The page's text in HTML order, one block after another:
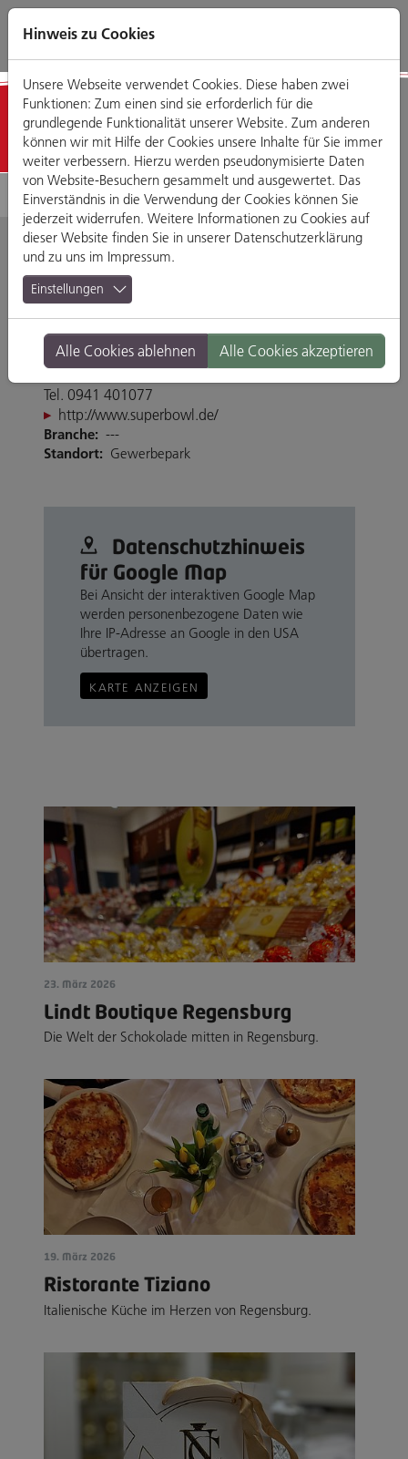
Direkt
zum
Zum
Hauptmenü
Zum
Footermenü
Zur
Website-
Detailansicht
Super Bowl
Regensburg
Im Gewerbepark D 44, 93059 Regensburg
Tel. 0941 401077
http://www.superbowl.de/
Branche: ---
Standort: Gewerbepark
Datenschutz­hinweis
für Google Map
Bei Ansicht der interaktiven Google Map
werden personenbezogene Daten wie
Ihre IP-Adresse an Google in den USA
übertragen.
KARTE ANZEIGEN
23. März 2026
Lindt Boutique Regensburg
Die Welt der Schokolade mitten in Regensburg.
19. März 2026
Ristorante Tiziano
Italienische Küche im Herzen von Regensburg.
Hinweis zu Cookies
Unsere Webseite verwendet Cookies. Diese haben zwei
Funktionen: Zum einen sind sie erforderlich für die
grundlegende Funktionalität unserer Website. Zum anderen
können wir mit Hilfe der Cookies unsere Inhalte für Sie immer
weiter verbessern. Hierzu werden pseudonymisierte Daten
von Website-Besuchern gesammelt und ausgewertet. Das
Einverständnis in die Verwendung der Cookies können Sie
jederzeit widerrufen. Weitere Informationen zu Cookies auf
dieser Website finden Sie in unserer Datenschutzerklärung
und zu uns im Impressum.
Einstellungen
Alle Cookies ablehnen Alle Cookies akzeptieren